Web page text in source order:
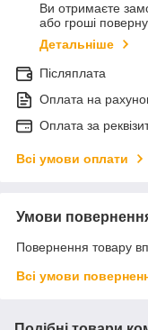
Ви отримаєте
або гроші
Детальніше
Післяплата
Оплата на
Оплата за
Всі умови оплати
Умови
Повернення товару
Всі умови